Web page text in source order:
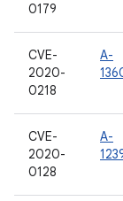
0179
CVE-
2020-
0218
A-
CVE-
2020-
0128
A-